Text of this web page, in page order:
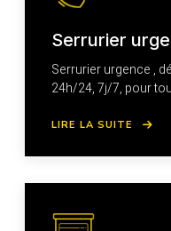
Serrurier
Serrurier urgence ,
24h/24, 7j/7, pour
LIRE LA SUITE